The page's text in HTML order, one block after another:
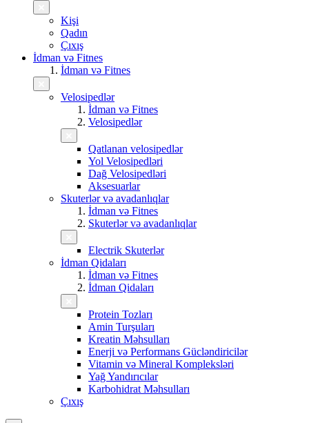
Kişi
Qadın
Çıxış
İdman və Fitnes
İdman və Fitnes
Velosipedlər
İdman və Fitnes
Velosipedlər
Qatlanan velosipedlər
Yol Velosipedləri
Dağ Velosipedləri
Aksesuarlar
Skuterlər və avadanlıqlar
İdman və Fitnes
Skuterlər və avadanlıqlar
Electrik Skuterlər
İdman Qidaları
İdman və Fitnes
İdman Qidaları
Protein Tozları
Amin Turşuları
Kreatin Məhsulları
Enerji və Performans Gücləndiricilər
Vitamin və Mineral Kompleksləri
Yağ Yandırıcılar
Karbohidrat Məhsulları
Çıxış